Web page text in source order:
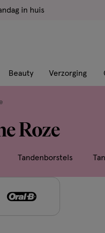
in huis
Beauty Verzorging
Roze
Tandenborstels